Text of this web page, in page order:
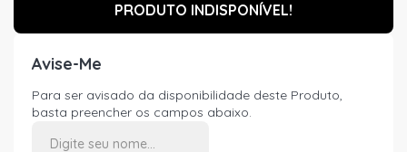
PRODUTO INDISPONÍVEL!
Avise-Me
Para ser avisado da disponibilidade deste Produto,
basta preencher os campos abaixo.